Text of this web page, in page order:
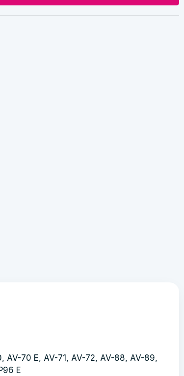
70 E, AV-71, AV-72, AV-88, AV-89,
E